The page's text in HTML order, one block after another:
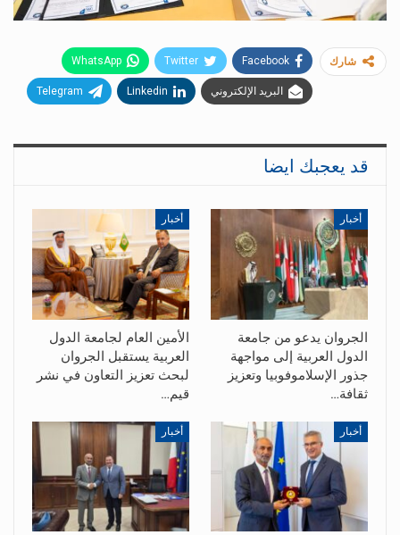
شارك Facebook
Twitter
WhatsApp
البريد الإلكتروني Linkedin
Telegram
قد يعجبك ايضا
أخبار
الجروان يدعو من جامعة
الدول العربية إلى مواجهة
جذور الإسلاموفوبيا وتعزيز
ثقافة…
أخبار
الأمين العام لجامعة الدول
العربية يستقبل الجروان
لبحث تعزيز التعاون في نشر
قيم…
أخبار أخبار